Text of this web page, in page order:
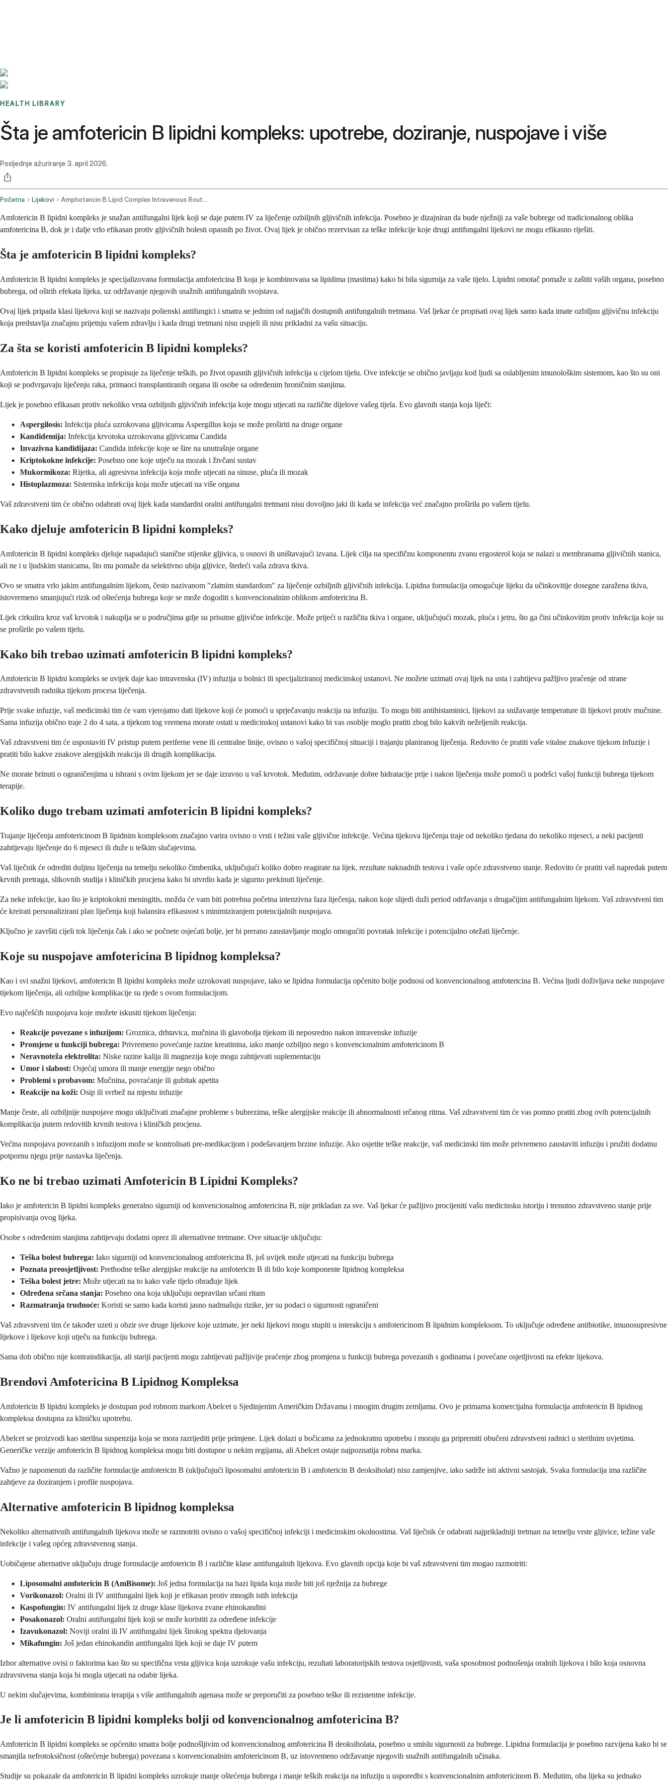
HEALTH LIBRARY
Šta je amfotericin B lipidni kompleks: upotrebe, doziranje, nuspojave i više
Posljednje ažuriranje 3. april 2026.
Početna Lijekovi Amphotericin B Lipid Complex Intravenous Route Injection Route
Amfotericin B lipidni kompleks je snažan antifungalni lijek koji se daje putem IV za liječenje ozbiljnih gljivičnih infekcija. Posebno je dizajniran da bude nježniji za vaše bubrege od tradicionalnog oblika
amfotericina B, dok je i dalje vrlo efikasan protiv gljivičnih bolesti opasnih po život. Ovaj lijek je obično rezervisan za teške infekcije koje drugi antifungalni lijekovi ne mogu efikasno riješiti.
Šta je amfotericin B lipidni kompleks?
Amfotericin B lipidni kompleks je specijalizovana formulacija amfotericina B koja je kombinovana sa lipidima (mastima) kako bi bila sigurnija za vaše tijelo. Lipidni omotač pomaže u zaštiti vaših organa, posebno
bubrega, od oštrih efekata lijeka, uz održavanje njegovih snažnih antifungalnih svojstava.
Ovaj lijek pripada klasi lijekova koji se nazivaju polienski antifungici i smatra se jednim od najjačih dostupnih antifungalnih tretmana. Vaš ljekar će propisati ovaj lijek samo kada imate ozbiljnu gljivičnu infekciju
koja predstavlja značajnu prijetnju vašem zdravlju i kada drugi tretmani nisu uspjeli ili nisu prikladni za vašu situaciju.
Za šta se koristi amfotericin B lipidni kompleks?
Amfotericin B lipidni kompleks se propisuje za liječenje teških, po život opasnih gljivičnih infekcija u cijelom tijelu. Ove infekcije se obično javljaju kod ljudi sa oslabljenim imunološkim sistemom, kao što su oni
koji se podvrgavaju liječenju raka, primaoci transplantiranih organa ili osobe sa određenim hroničnim stanjima.
Lijek je posebno efikasan protiv nekoliko vrsta ozbiljnih gljivičnih infekcija koje mogu utjecati na različite dijelove vašeg tijela. Evo glavnih stanja koja liječi:
Aspergilosis: Infekcija pluća uzrokovana gljivicama Aspergillus koja se može proširiti na druge organe
Kandidemija: Infekcija krvotoka uzrokovana gljivicama Candida
Invazivna kandidijaza: Candida infekcije koje se šire na unutrašnje organe
Kriptokokne infekcije: Posebno one koje utječu na mozak i živčani sustav
Mukormikoza: Rijetka, ali agresivna infekcija koja može utjecati na sinuse, pluća ili mozak
Histoplazmoza: Sistemska infekcija koja može utjecati na više organa
Vaš zdravstveni tim će obično odabrati ovaj lijek kada standardni oralni antifungalni tretmani nisu dovoljno jaki ili kada se infekcija već značajno proširila po vašem tijelu.
Kako djeluje amfotericin B lipidni kompleks?
Amfotericin B lipidni kompleks djeluje napadajući stanične stijenke gljivica, u osnovi ih uništavajući izvana. Lijek cilja na specifičnu komponentu zvanu ergosterol koja se nalazi u membranama gljivičnih stanica,
ali ne i u ljudskim stanicama, što mu pomaže da selektivno ubija gljivice, štedeći vaša zdrava tkiva.
Ovo se smatra vrlo jakim antifungalnim lijekom, često nazivanom "zlatnim standardom" za liječenje ozbiljnih gljivičnih infekcija. Lipidna formulacija omogućuje lijeku da učinkovitije dosegne zaražena tkiva,
istovremeno smanjujući rizik od oštećenja bubrega koje se može dogoditi s konvencionalnim oblikom amfotericina B.
Lijek cirkulira kroz vaš krvotok i nakuplja se u područjima gdje su prisutne gljivične infekcije. Može prijeći u različita tkiva i organe, uključujući mozak, pluća i jetru, što ga čini učinkovitim protiv infekcija koje su
se proširile po vašem tijelu.
Kako bih trebao uzimati amfotericin B lipidni kompleks?
Amfotericin B lipidni kompleks se uvijek daje kao intravenska (IV) infuzija u bolnici ili specijaliziranoj medicinskoj ustanovi. Ne možete uzimati ovaj lijek na usta i zahtijeva pažljivo praćenje od strane
zdravstvenih radnika tijekom procesa liječenja.
Prije svake infuzije, vaš medicinski tim će vam vjerojatno dati lijekove koji će pomoći u sprječavanju reakcija na infuziju. To mogu biti antihistaminici, lijekovi za snižavanje temperature ili lijekovi protiv mučnine.
Sama infuzija obično traje 2 do 4 sata, a tijekom tog vremena morate ostati u medicinskoj ustanovi kako bi vas osoblje moglo pratiti zbog bilo kakvih neželjenih reakcija.
Vaš zdravstveni tim će uspostaviti IV pristup putem periferne vene ili centralne linije, ovisno o vašoj specifičnoj situaciji i trajanju planiranog liječenja. Redovito će pratiti vaše vitalne znakove tijekom infuzije i
pratiti bilo kakve znakove alergijskih reakcija ili drugih komplikacija.
Ne morate brinuti o ograničenjima u ishrani s ovim lijekom jer se daje izravno u vaš krvotok. Međutim, održavanje dobre hidratacije prije i nakon liječenja može pomoći u podršci vašoj funkciji bubrega tijekom
terapije.
Koliko dugo trebam uzimati amfotericin B lipidni kompleks?
Trajanje liječenja amfotericinom B lipidnim kompleksom značajno varira ovisno o vrsti i težini vaše gljivične infekcije. Većina tijekova liječenja traje od nekoliko tjedana do nekoliko mjeseci, a neki pacijenti
zahtijevaju liječenje do 6 mjeseci ili duže u teškim slučajevima.
Vaš liječnik će odrediti duljinu liječenja na temelju nekoliko čimbenika, uključujući koliko dobro reagirate na lijek, rezultate naknadnih testova i vaše opće zdravstveno stanje. Redovito će pratiti vaš napredak putem
krvnih pretraga, slikovnih studija i kliničkih procjena kako bi utvrdio kada je sigurno prekinuti liječenje.
Za neke infekcije, kao što je kriptokokni meningitis, možda će vam biti potrebna početna intenzivna faza liječenja, nakon koje slijedi duži period održavanja s drugačijim antifungalnim lijekom. Vaš zdravstveni tim
će kreirati personalizirani plan liječenja koji balansira efikasnost s minimiziranjem potencijalnih nuspojava.
Ključno je završiti cijeli tok liječenja čak i ako se počnete osjećati bolje, jer bi prerano zaustavljanje moglo omogućiti povratak infekcije i potencijalno otežati liječenje.
Koje su nuspojave amfotericina B lipidnog kompleksa?
Kao i svi snažni lijekovi, amfotericin B lipidni kompleks može uzrokovati nuspojave, iako se lipidna formulacija općenito bolje podnosi od konvencionalnog amfotericina B. Većina ljudi doživljava neke nuspojave
tijekom liječenja, ali ozbiljne komplikacije su rjeđe s ovom formulacijom.
Evo najčešćih nuspojava koje možete iskusiti tijekom liječenja:
Reakcije povezane s infuzijom: Groznica, drhtavica, mučnina ili glavobolja tijekom ili neposredno nakon intravenske infuzije
Promjene u funkciji bubrega: Privremeno povećanje razine kreatinina, iako manje ozbiljno nego s konvencionalnim amfotericinom B
Neravnoteža elektrolita: Niske razine kalija ili magnezija koje mogu zahtijevati suplementaciju
Umor i slabost: Osjećaj umora ili manje energije nego obično
Problemi s probavom: Mučnina, povraćanje ili gubitak apetita
Reakcije na koži: Osip ili svrbež na mjestu infuzije
Manje česte, ali ozbiljnije nuspojave mogu uključivati značajne probleme s bubrezima, teške alergijske reakcije ili abnormalnosti srčanog ritma. Vaš zdravstveni tim će vas pomno pratiti zbog ovih potencijalnih
komplikacija putem redovitih krvnih testova i kliničkih procjena.
Većina nuspojava povezanih s infuzijom može se kontrolisati pre-medikacijom i podešavanjem brzine infuzije. Ako osjetite teške reakcije, vaš medicinski tim može privremeno zaustaviti infuziju i pružiti dodatnu
potpornu njegu prije nastavka liječenja.
Ko ne bi trebao uzimati Amfotericin B Lipidni Kompleks?
Iako je amfotericin B lipidni kompleks generalno sigurniji od konvencionalnog amfotericina B, nije prikladan za sve. Vaš ljekar će pažljivo procijeniti vašu medicinsku istoriju i trenutno zdravstveno stanje prije
propisivanja ovog lijeka.
Osobe s određenim stanjima zahtijevaju dodatni oprez ili alternativne tretmane. Ove situacije uključuju:
Teška bolest bubrega: Iako sigurniji od konvencionalnog amfotericina B, još uvijek može utjecati na funkciju bubrega
Poznata preosjetljivost: Prethodne teške alergijske reakcije na amfotericin B ili bilo koje komponente lipidnog kompleksa
Teška bolest jetre: Može utjecati na to kako vaše tijelo obrađuje lijek
Određena srčana stanja: Posebno ona koja uključuju nepravilan srčani ritam
Razmatranja trudnoće: Koristi se samo kada koristi jasno nadmašuju rizike, jer su podaci o sigurnosti ograničeni
Vaš zdravstveni tim će također uzeti u obzir sve druge lijekove koje uzimate, jer neki lijekovi mogu stupiti u interakciju s amfotericinom B lipidnim kompleksom. To uključuje određene antibiotike, imunosupresivne
lijekove i lijekove koji utječu na funkciju bubrega.
Sama dob obično nije kontraindikacija, ali stariji pacijenti mogu zahtijevati pažljivije praćenje zbog promjena u funkciji bubrega povezanih s godinama i povećane osjetljivosti na efekte lijekova.
Brendovi Amfotericina B Lipidnog Kompleksa
Amfotericin B lipidni kompleks je dostupan pod robnom markom Abelcet u Sjedinjenim Američkim Državama i mnogim drugim zemljama. Ovo je primarna komercijalna formulacija amfotericin B lipidnog
kompleksa dostupna za kliničku upotrebu.
Abelcet se proizvodi kao sterilna suspenzija koja se mora razrijediti prije primjene. Lijek dolazi u bočicama za jednokratnu upotrebu i moraju ga pripremiti obučeni zdravstveni radnici u sterilnim uvjetima.
Generičke verzije amfotericin B lipidnog kompleksa mogu biti dostupne u nekim regijama, ali Abelcet ostaje najpoznatija robna marka.
Važno je napomenuti da različite formulacije amfotericin B (uključujući liposomalni amfotericin B i amfotericin B deoksiholat) nisu zamjenjive, iako sadrže isti aktivni sastojak. Svaka formulacija ima različite
zahtjeve za doziranjem i profile nuspojava.
Alternative amfotericin B lipidnog kompleksa
Nekoliko alternativnih antifungalnih lijekova može se razmotriti ovisno o vašoj specifičnoj infekciji i medicinskim okolnostima. Vaš liječnik će odabrati najprikladniji tretman na temelju vrste gljivice, težine vaše
infekcije i vašeg općeg zdravstvenog stanja.
Uobičajene alternative uključuju druge formulacije amfotericin B i različite klase antifungalnih lijekova. Evo glavnih opcija koje bi vaš zdravstveni tim mogao razmotriti:
Liposomalni amfotericin B (AmBisome): Još jedna formulacija na bazi lipida koja može biti još nježnija za bubrege
Vorikonazol: Oralni ili IV antifungalni lijek koji je efikasan protiv mnogih istih infekcija
Kaspofungin: IV antifungalni lijek iz druge klase lijekova zvane ehinokandini
Posakonazol: Oralni antifungalni lijek koji se može koristiti za određene infekcije
Izavukonazol: Noviji oralni ili IV antifungalni lijek širokog spektra djelovanja
Mikafungin: Još jedan ehinokandin antifungalni lijek koji se daje IV putem
Izbor alternative ovisi o faktorima kao što su specifična vrsta gljivica koja uzrokuje vašu infekciju, rezultati laboratorijskih testova osjetljivosti, vaša sposobnost podnošenja oralnih lijekova i bilo koja osnovna
zdravstvena stanja koja bi mogla utjecati na odabir lijeka.
U nekim slučajevima, kombinirana terapija s više antifungalnih agenasa može se preporučiti za posebno teške ili rezistentne infekcije.
Je li amfotericin B lipidni kompleks bolji od konvencionalnog amfotericina B?
Amfotericin B lipidni kompleks se općenito smatra bolje podnošljivim od konvencionalnog amfotericina B deoksiholata, posebno u smislu sigurnosti za bubrege. Lipidna formulacija je posebno razvijena kako bi se
smanjila nefrotoksičnost (oštećenje bubrega) povezana s konvencionalnim amfotericinom B, uz istovremeno održavanje njegovih snažnih antifungalnih učinaka.
Studije su pokazale da amfotericin B lipidni kompleks uzrokuje manje oštećenja bubrega i manje teških reakcija na infuziju u usporedbi s konvencionalnim amfotericinom B. Međutim, oba lijeka su jednako